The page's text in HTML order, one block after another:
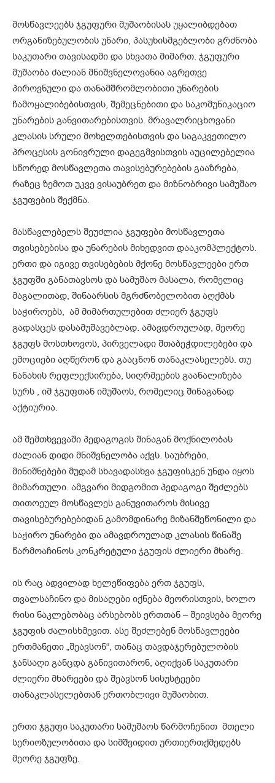
მოსწავლეებს ჯგუფური მუშაობისას უყალიბდებათ
ორგანიზებულობის უნარი, პასუხისმგებლობი გრძნობა
საკუთარი თავისადმი და სხვათა მიმართ. ჯგუფური
მუშაობა ძალიან მნიშვნელოვანია აგრეთვე
პიროვნული და თანამშრომლობითი უნარების
ჩამოყალიბებისთვის, შემეცნებითი და საკომუნიკაციო
უნარების განვითარებისთვის. მრავალრიცხოვანი
კლასის სრული მოხელთებისთვის და საგაკვეთილო
პროცესის გონივრული დაგეგმვისთვის აუცილებელია
სწორედ მოსწავლეთა თავისებურებების გააზრება,
რაზეც ზემოთ უკვე ვისაუბრეთ და მიზნობრივი სამუშაო
ჯგუფების შექმნა.
მასწავლებელს შეუძლია ჯგუფები მოსწავლეთა
თვისებებისა და უნარების მიხედვით დააკომპლექტოს.
ერთი და იგივე თვისებების მქონე მოსწავლეები ერთ
ჯგუფში განათავსოს და სამუშაო მასალა, რომელიც
მაგალითად, შინაარსის მგრძნობელობით აღქმას
საჭიროებს, ამ მიმართულებით ძლიერ ჯგუფს
გადასცეს დასამუშავებლად. ამავდროულად, მეორე
ჯგუფს მოსთხოვოს, პირველადი შთაბეჭდილებები და
ემოციები აღწერონ და გააცნონ თანაკლასელებს. თუ
ნანახის რეფლექსირება, სიღრმეების გაანალიზება
სურს , იმ ჯგუფთან იმუშაოს, რომელიც შინაგანად
აქტიურია.
ამ შემთხვევაში პედაგოგის შინაგან მოქნილობას
ძალიან დიდი მნიშვნელობა აქვს. საუბრები,
მინიშნებები მუდამ სხავადასხვა ჯგუფისკენ უნდა იყოს
მიმართული. ამგვარი მიდგომით პედაგოგი შეძლებს
თითოეულ მოსწავლეს განუვითაროს მისივე
თავისებურებებიდან გამომდინარე მიზანშეწონილი და
საჭირო უნარები და ამავდროულად კლასის წინაშე
წარმოაჩინოს კონკრეტული ჯგუფის ძლიერი მხარე.
ის რაც ადვილად ხელეწიფება ერთ ჯგუფს,
თვალსაჩინო და მისაღები იქნება მეორისთვის, ხოლო
რისი ნაკლებობაც არსებობს ერთთან – შეივსება მეორე
ჯგუფის ძალისხმევით. ასე შეძლებენ მოსწავლეები
ერთმანეთი „შეავსონ“, თანაც თავდაჯერებულობის
ჯანსაღი განცდა განივითარონ, აღიქვან საკუთარი
ძლიერი მხარეები და შეავსონ სისუსტეები
თანაკლასელებთან ერთობლივი მუშაობით.
ერთი ჯგუფი საკუთარი სამუშაოს წარმოჩენით მთელი
სერიოზულობითა და სიმშვიდით ურთიერთქმედებს
მეორე ჯგუფზე.